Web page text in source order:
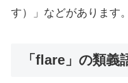
す）」などがあります。
「flare」の類義